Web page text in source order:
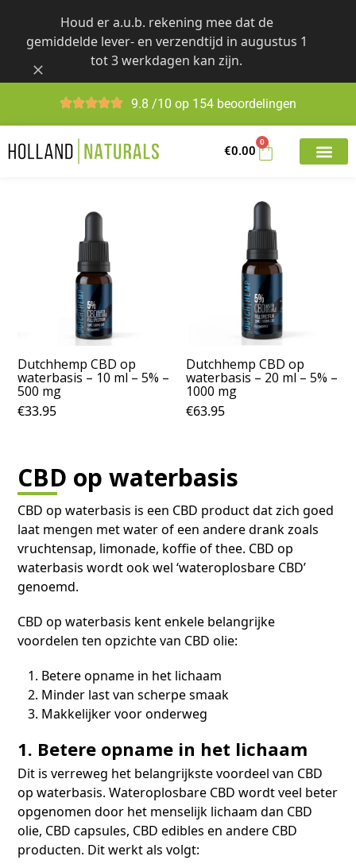
content
Houd er a.u.b. rekening mee dat de
gemiddelde lever- en verzendtijd in augustus 1
tot 3 werkdagen kan zijn.
9.8 /10 op 154 beoordelingen
€0.00
0
Dutchhemp CBD op
waterbasis – 10 ml – 5% –
500 mg
€33.95
Dutchhemp CBD op
waterbasis – 20 ml – 5% –
1000 mg
€63.95
CBD op waterbasis
CBD op waterbasis is een CBD product dat zich goed
laat mengen met water of een andere drank zoals
vruchtensap, limonade, koffie of thee. CBD op
waterbasis wordt ook wel ‘wateroplosbare CBD’
genoemd.
CBD op waterbasis kent enkele belangrijke
voordelen ten opzichte van CBD olie:
Betere opname in het lichaam
Minder last van scherpe smaak
Makkelijker voor onderweg
1. Betere opname in het lichaam
Dit is verreweg het belangrijkste voordeel van CBD
op waterbasis. Wateroplosbare CBD wordt veel beter
opgenomen door het menselijk lichaam dan CBD
olie, CBD capsules, CBD edibles en andere CBD
producten. Dit werkt als volgt: